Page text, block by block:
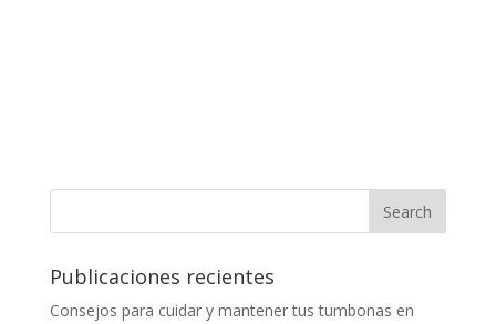
Publicaciones recientes
Consejos para cuidar y mantener tus tumbonas en